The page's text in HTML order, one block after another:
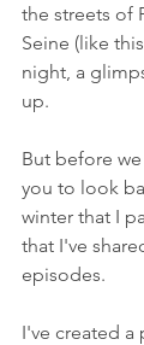
the streets of
Seine (like
night, a
up.
But before
you to look
winter that I
that I've
episodes.
I've created a